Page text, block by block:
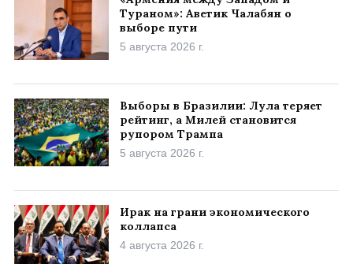
Тураном»: Аветик Чалабян о
выборе пути
5 августа 2026 г.
Выборы в Бразилии: Лула теряет
рейтинг, а Милей становится
рупором Трампа
5 августа 2026 г.
Ирак на грани экономического
коллапса
4 августа 2026 г.